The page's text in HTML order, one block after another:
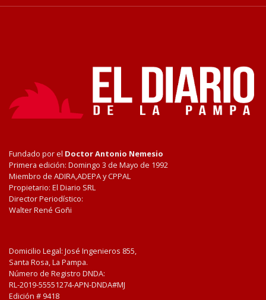
Fundado por el Doctor Antonio Nemesio
Primera edición: Domingo 3 de Mayo de 1992
Miembro de ADIRA,ADEPA y CPPAL
Propietario: El Diario SRL
Director Periodístico:
Walter René Goñi
Domicilio Legal: José Ingenieros 855,
Santa Rosa, La Pampa.
Número de Registro DNDA:
RL-2019-55551274-APN-DNDA#MJ
Edición # 9418